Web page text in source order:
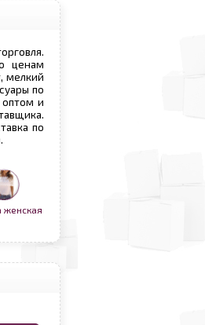
ценам
мелкий
по
оптом и
по
женская